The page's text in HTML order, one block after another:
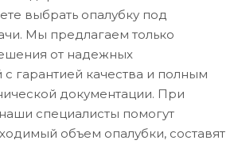
выбрать опалубку под
Мы предлагаем только
от надежных
гарантией качества и полным
документации. При
специалисты помогут
объем опалубки, составят